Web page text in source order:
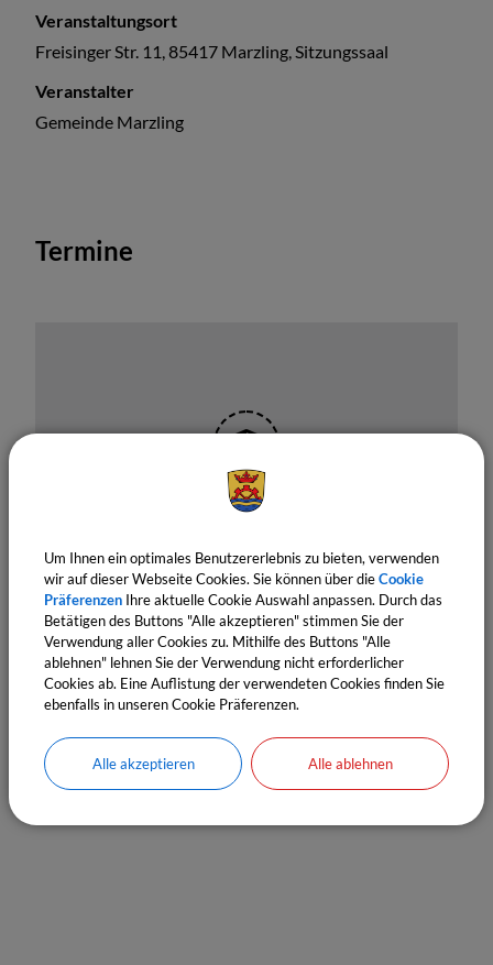
Termine
Veranstaltungsort
Freisinger Str. 11, 85417 Marzling, Sitzungssaal
Veranstalter
Gemeinde Marzling
OpenStreetMap wird derzeit
Bitte aktivieren Sie "OpenStreetMap" in Ihren
Cookie Einstellungen.
Cookies Anpassen
Um Ihnen ein optimales Benutzererlebnis zu bieten, verwenden
wir auf dieser Webseite Cookies. Sie können über dieCookie
Präferenzen Ihre aktuelle Cookie Auswahl anpassen. Durch das
Betätigen des Buttons "Alle akzeptieren" stimmen Sie der
Verwendung aller Cookies zu. Mithilfe des Buttons "Alle
ablehnen" lehnen Sie der Verwendung nicht erforderlicher
Cookies ab. Eine Auflistung der verwendeten Cookies finden Sie
ebenfalls in unseren Cookie Präferenzen.
Alle akzeptieren Alle ablehnen